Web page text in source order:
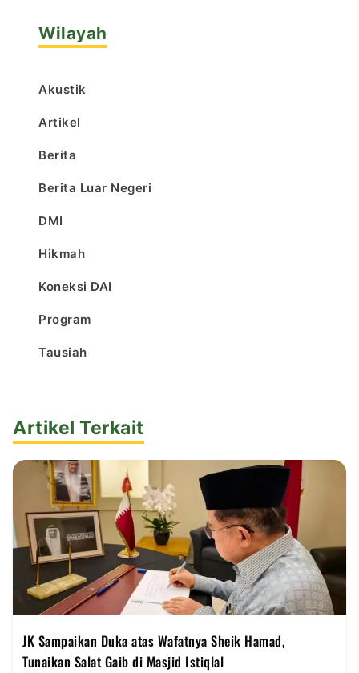
Wilayah
Akustik
Artikel
Berita
Berita Luar Negeri
DMI
Hikmah
Koneksi DAI
Program
Tausiah
Artikel Terkait
JK Sampaikan Duka atas Wafatnya Sheik Hamad,
Tunaikan Salat Gaib di Masjid Istiqlal